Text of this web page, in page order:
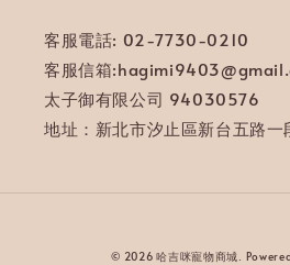
客服電話: 02-7730-0210
客服信箱
太子御有限公司 94030576
地址：新北市汐止區新台五路一
© 2026 哈吉咪寵物商城.